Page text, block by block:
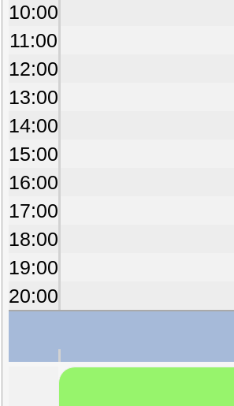
10:00
11:00
12:00
13:00
14:00
15:00
16:00
17:00
18:00
19:00
20:00